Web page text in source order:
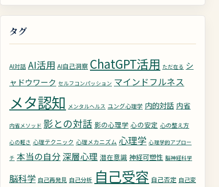
タグ
AI対話 AI活用 AI自己洞察 ChatGPT活用 ただ在る シ
ャドウワーク セルフコンパッション マインドフルネス
メタ認知 メンタルヘルス ユング心理学 内的対話 内省
内省メソッド 影との対話 影の心理学 心の安定 心の整え方
心の軽さ 心理テクニック 心理メカニズム 心理学 心理学的アプロー
チ 本当の自分 深層心理 潜在意識 神経可塑性 脳神経科学
脳科学 自己再発見 自己分析 自己受容 自己否定 自己変